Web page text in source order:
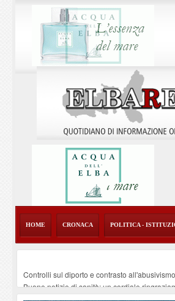
HOME CRONACA POLITICA -
Controlli sul diporto e contrasto
Buone notizie di sanità: un cordiale
Altiero Spinelli e Ursula Hirschmann